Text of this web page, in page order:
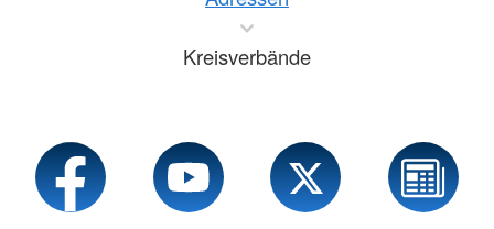
Kreisverbände